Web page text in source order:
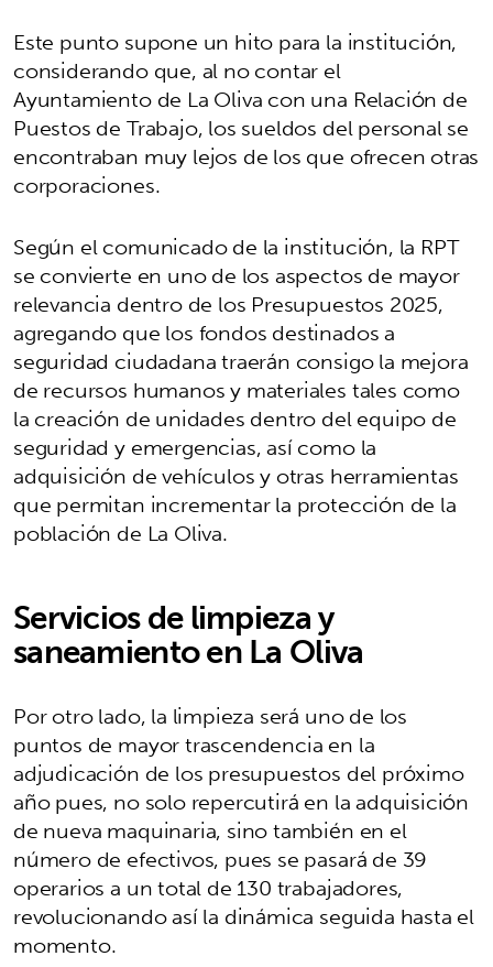
Este punto supone un hito para la institución,
considerando que, al no contar el
Ayuntamiento de La Oliva con una Relación de
Puestos de Trabajo, los sueldos del personal se
encontraban muy lejos de los que ofrecen otras
corporaciones.
Según el comunicado de la institución, la RPT
se convierte en uno de los aspectos de mayor
relevancia dentro de los Presupuestos 2025,
agregando que los fondos destinados a
seguridad ciudadana traerán consigo la mejora
de recursos humanos y materiales tales como
la creación de unidades dentro del equipo de
seguridad y emergencias, así como la
adquisición de vehículos y otras herramientas
que permitan incrementar la protección de la
población de La Oliva.
Servicios de limpieza y
saneamiento en La Oliva
Por otro lado, la limpieza será uno de los
puntos de mayor trascendencia en la
adjudicación de los presupuestos del próximo
año pues, no solo repercutirá en la adquisición
de nueva maquinaria, sino también en el
número de efectivos, pues se pasará de 39
operarios a un total de 130 trabajadores,
revolucionando así la dinámica seguida hasta el
momento.